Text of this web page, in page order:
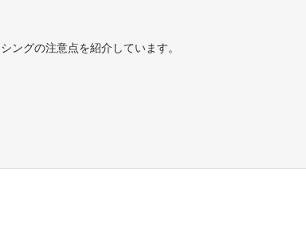
ングの注意点を紹介しています。